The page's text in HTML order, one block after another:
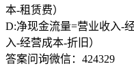
本-租赁费）
D:净现金流量=营业收入-
入-经营成本-折旧）
答案问询微信：424329